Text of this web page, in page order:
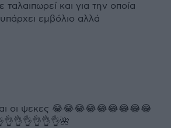
ταλαιπωρεί και για την οποία
εμβόλιο αλλά
οι ψεκες 😂😂😂😂😂😂😂😂😂